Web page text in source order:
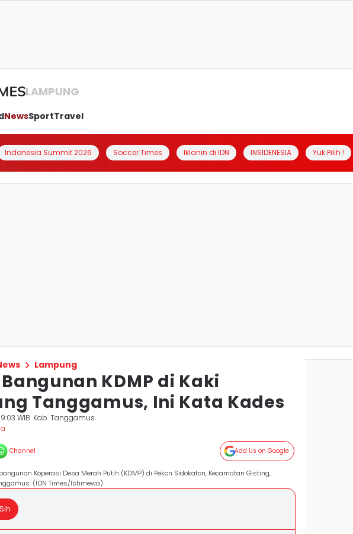
LAMPUNG
NewsSportTravel
Indonesia Summit 2026 Soccer Times Iklanin di IDN INSIDENESIA Yuk Pilih !
Lampung
KDMP di Kaki
Tanggamus, Ini Kata Kades
WIB Kab. Tanggamus
Channel Add Us on Google
Koperasi Desa Merah Putih (KDMP) di Pekon Sidokaton, Kecamatan Gisting,
(IDN Times/Istimewa).